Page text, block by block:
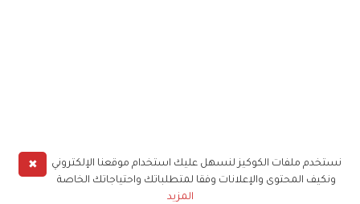
✖
نستخدم ملفات الكوكيز لنسهل عليك استخدام موقعنا الإلكتروني
ونكيف المحتوى والإعلانات وفقا لمتطلباتك واحتياجاتك الخاصة
المزيد